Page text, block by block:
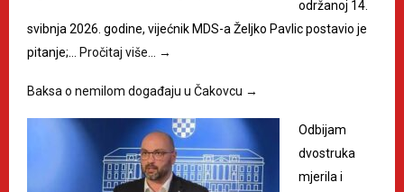
održanoj 14.
svibnja 2026. godine, vijećnik MDS-a Željko Pavlic postavio je
pitanje;…
Pročitaj više… →
Baksa o nemilom događaju u Čakovcu →
Odbijam
dvostruka
mjerila i